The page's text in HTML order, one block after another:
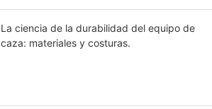
La ciencia de la durabilidad del equipo de
caza: materiales y costuras.